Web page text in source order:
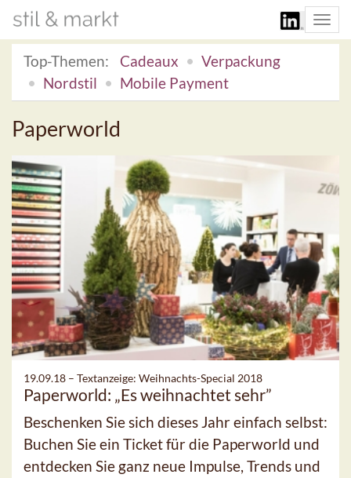
Top-Themen:
Cadeaux
Verpackung
Nordstil
Mobile Payment
Paperworld
19.09.18 – Textanzeige: Weihnachts-Special 2018
Paperworld: „Es weihnachtet sehr”
Beschenken Sie sich dieses Jahr einfach selbst:
Buchen Sie ein Ticket für die Paperworld und
entdecken Sie ganz neue Impulse, Trends und